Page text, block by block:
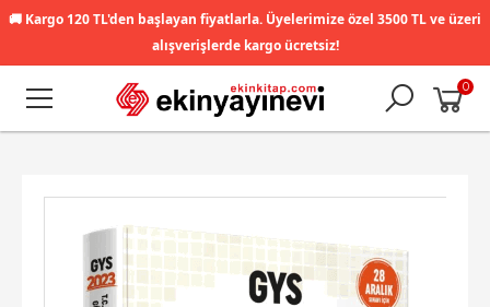
🚚 Kargo 120 TL'den başlayan fiyatlarla. Üyelerimize özel 3500 TL ve üzeri
alışverişlerde kargo ücretsiz!
0